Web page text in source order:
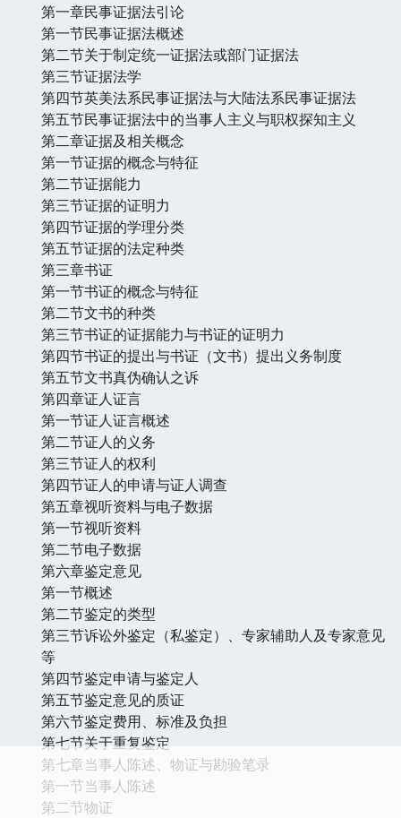
第一章民事证据法引论
第一节民事证据法概述
第二节关于制定统一证据法或部门证据法
第三节证据法学
第四节英美法系民事证据法与大陆法系民事证据法
第五节民事证据法中的当事人主义与职权探知主义
第二章证据及相关概念
第一节证据的概念与特征
第二节证据能力
第三节证据的证明力
第四节证据的学理分类
第五节证据的法定种类
第三章书证
第一节书证的概念与特征
第二节文书的种类
第三节书证的证据能力与书证的证明力
第四节书证的提出与书证（文书）提出义务制度
第五节文书真伪确认之诉
第四章证人证言
第一节证人证言概述
第二节证人的义务
第三节证人的权利
第四节证人的申请与证人调查
第五章视听资料与电子数据
第一节视听资料
第二节电子数据
第六章鉴定意见
第一节概述
第二节鉴定的类型
第三节诉讼外鉴定（私鉴定）、专家辅助人及专家意见
等
第四节鉴定申请与鉴定人
第五节鉴定意见的质证
第六节鉴定费用、标准及负担
第七节关于重复鉴定
第七章当事人陈述、物证与勘验笔录
第一节当事人陈述
第二节物证